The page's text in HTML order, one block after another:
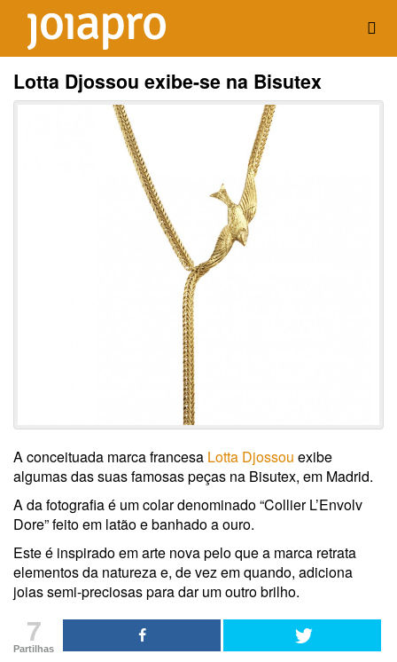
Lotta Djossou exibe-se na Bisutex
A conceituada marca francesa Lotta Djossou exibe
algumas das suas famosas peças na Bisutex, em Madrid.
A da fotografia é um colar denominado “Collier L’Envolv
Dore” feito em latão e banhado a ouro.
Este é inspirado em arte nova pelo que a marca retrata
elementos da natureza e, de vez em quando, adiciona
joias semi-preciosas para dar um outro brilho.
7
Partilhas